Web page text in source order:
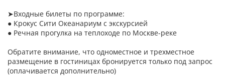
➤Входные билеты по программе:
● Крокус Сити Океанариум с экскурсией
● Речная прогулка на теплоходе по Москве-реке
Обратите внимание, что одноместное и трехместное
размещение в гостиницах бронируется только под запрос
(оплачивается дополнительно)